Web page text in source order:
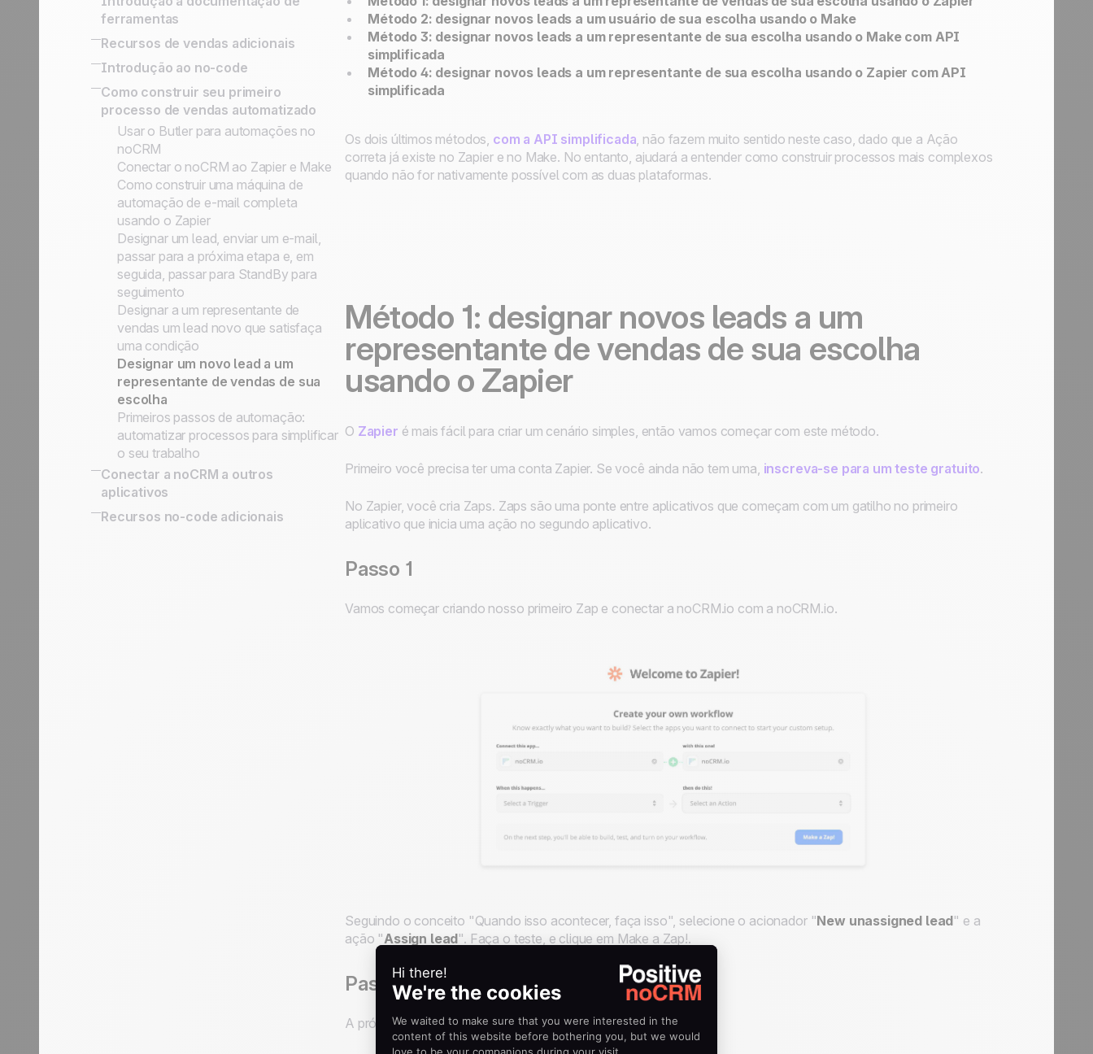
Listas de Prospecção, Leads, Clientes
Prospects vs. Leads
Nossa filosofia
Academia noCRM
somente após qualificação
Como Organizar sua Prospecção
ações de Marketing
Estratégia de Vendas Baseada em
Atividades
versus processo pós-venda
ferramentas
Ferramentas no-code integradas para
conectar seu sistema de informação
API simplificada para a
implementação de processos
personalizados
Gatilhos e ações no-code
Recursos de vendas adicionais
SPIN Selling
Introdução ao no-code
Plataformas no-code
Como construir seu primeiro
processo de vendas automatizado
Usar o Butler para automações no
noCRM
Conectar o noCRM ao Zapier e Make
Como construir uma máquina de
automação de e-mail completa
usando o Zapier
Designar um lead, enviar um e-mail,
passar para a próxima etapa e, em
seguida, passar para StandBy para
seguimento
Designar a um representante de
vendas um lead novo que satisfaça
uma condição
Designar um novo lead a um
representante de vendas de sua
escolha
Primeiros passos de automação:
automatizar processos para simplificar
o seu trabalho
Conectar a noCRM a outros
aplicativos
Connect Information System
Recursos no-code adicionais
Método 2: designar novos leads a um usuário de sua escolha usando o Make
Método 3: designar novos leads a um representante de sua escolha usando o Make com API
simplificada
Método 4: designar novos leads a um representante de sua escolha usando o Zapier com API
simplificada
Os dois últimos métodos, com a API simplificada, não fazem muito sentido neste caso, dado que a Ação
correta já existe no Zapier e no Make. No entanto, ajudará a entender como construir processos mais complexos
quando não for nativamente possível com as duas plataformas.
Método 1: designar novos leads a um
representante de vendas de sua escolha
usando o Zapier
O Zapier é mais fácil para criar um cenário simples, então vamos começar com este método.
Primeiro você precisa ter uma conta Zapier. Se você ainda não tem uma, inscreva-se para um teste gratuito.
No Zapier, você cria Zaps. Zaps são uma ponte entre aplicativos que começam com um gatilho no primeiro
aplicativo que inicia uma ação no segundo aplicativo.
Passo 1
Vamos começar criando nosso primeiro Zap e conectar a noCRM.io com a noCRM.io.
Seguindo o conceito "Quando isso acontecer, faça isso", selecione o acionador "New unassigned lead" e a
ação "Assign lead". Faça o teste, e clique em Make a Zap!.
Passo 2
A próxima etapa é conectar sua contanoCRM.io.